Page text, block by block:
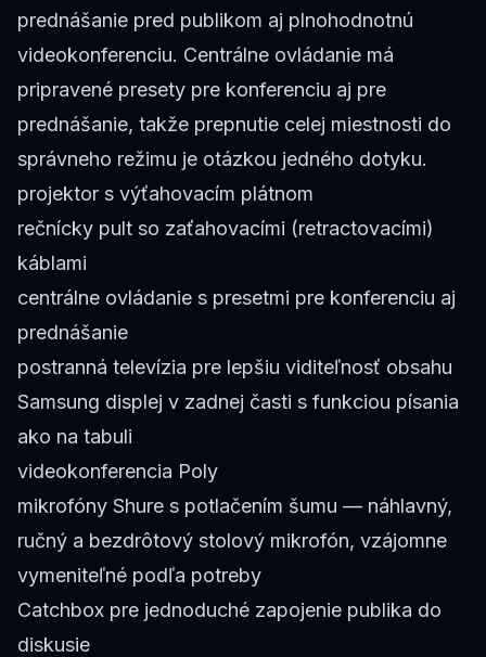
prednášanie pred publikom aj plnohodnotnú
videokonferenciu. Centrálne ovládanie má
pripravené presety pre konferenciu aj pre
prednášanie, takže prepnutie celej miestnosti do
správneho režimu je otázkou jedného dotyku.
projektor s výťahovacím plátnom
rečnícky pult so zaťahovacími (retractovacími)
káblami
centrálne ovládanie s presetmi pre konferenciu aj
prednášanie
postranná televízia pre lepšiu viditeľnosť obsahu
Samsung displej v zadnej časti s funkciou písania
ako na tabuli
videokonferencia Poly
mikrofóny Shure s potlačením šumu — náhlavný,
ručný a bezdrôtový stolový mikrofón, vzájomne
vymeniteľné podľa potreby
Catchbox pre jednoduché zapojenie publika do
diskusie